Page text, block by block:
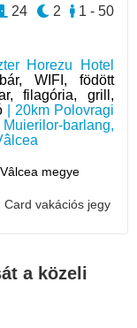
Horezu Hotel
WIFI, födött
filagória, grill,
| 20km Polovragi
barlang,
Vâlcea megye
vakációs jegy
1 - 50
2
24
a közeli